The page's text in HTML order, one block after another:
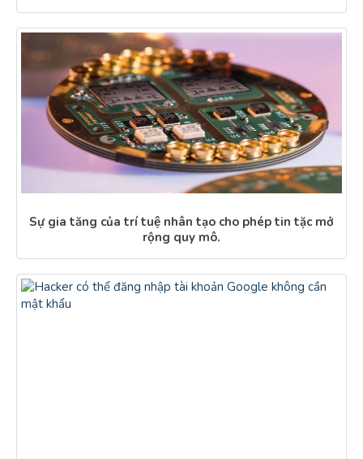
Sự gia tăng của trí tuệ nhân tạo cho phép tin tặc mở
rộng quy mô.